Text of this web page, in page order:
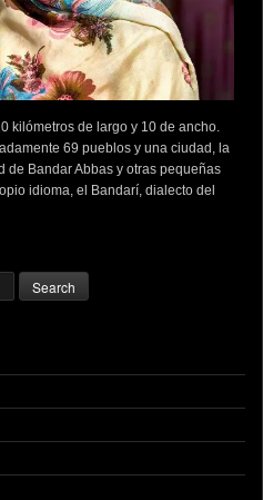
kilómetros de largo y 10 de ancho.
69 pueblos y una ciudad, la
de Bandar Abbas y otras pequeñas
idioma, el Bandarí, dialecto del